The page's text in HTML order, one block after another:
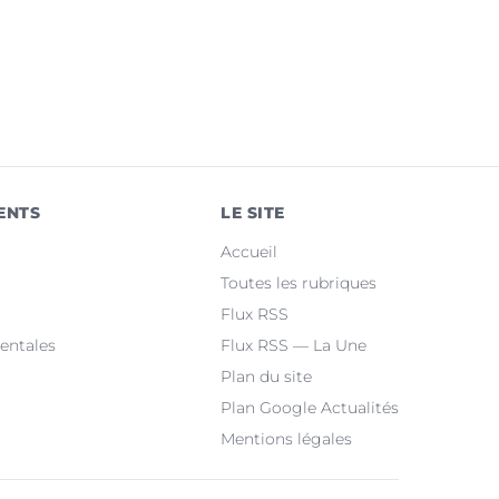
LE SITE
Accueil
Toutes les rubriques
Flux RSS
Flux RSS — La Une
Plan du site
Plan Google Actualités
Mentions légales